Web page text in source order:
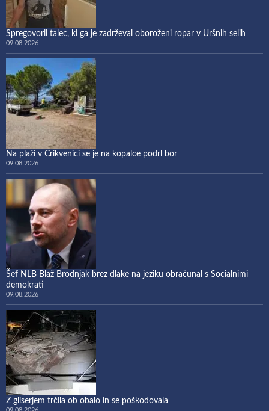
Spregovoril talec, ki ga je zadrževal oboroženi ropar v Uršnih selih
09.08.2026
Na plaži v Crikvenici se je na kopalce podrl bor
09.08.2026
Šef NLB Blaž Brodnjak brez dlake na jeziku obračunal s Socialnimi
demokrati
09.08.2026
Z gliserjem trčila ob obalo in se poškodovala